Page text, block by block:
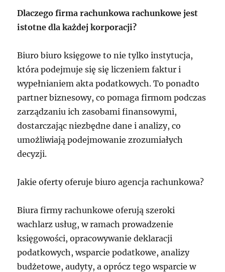
Dlaczego firma rachunkowa rachunkowe jest
istotne dla każdej korporacji?
Biuro biuro księgowe to nie tylko instytucja,
która podejmuje się się liczeniem faktur i
wypełnianiem akta podatkowych. To ponadto
partner biznesowy, co pomaga firmom podczas
zarządzaniu ich zasobami finansowymi,
dostarczając niezbędne dane i analizy, co
umożliwiają podejmowanie zrozumiałych
decyzji.
Jakie oferty oferuje biuro agencja rachunkowa?
Biura firmy rachunkowe oferują szeroki
wachlarz usług, w ramach prowadzenie
księgowości, opracowywanie deklaracji
podatkowych, wsparcie podatkowe, analizy
budżetowe, audyty, a oprócz tego wsparcie w